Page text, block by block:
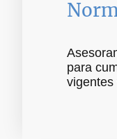
para
vigentes